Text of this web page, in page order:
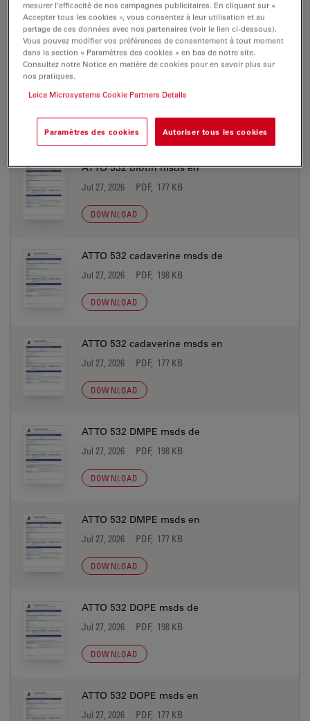
Jul 27, 2026 PDF, 177 KB
DOWNLOAD
Jul 27, 2026 PDF, 198 KB
ATTO 532 biotin msds en
Jul 27, 2026 PDF, 177 KB
DOWNLOAD
ATTO 532 cadaverine msds de
Jul 27, 2026 PDF, 198 KB
DOWNLOAD
ATTO 532 cadaverine msds en
Jul 27, 2026 PDF, 177 KB
DOWNLOAD
ATTO 532 DMPE msds de
Jul 27, 2026 PDF, 198 KB
DOWNLOAD
ATTO 532 DMPE msds en
Jul 27, 2026 PDF, 177 KB
DOWNLOAD
ATTO 532 DOPE msds de
Jul 27, 2026 PDF, 198 KB
DOWNLOAD
ATTO 532 DOPE msds en
Jul 27, 2026 PDF, 177 KB
mesurer l’efficacité de nos campagnes publicitaires. En cliquant sur «
Accepter tous les cookies », vous consentez à leur utilisation et au
partage de ces données avec nos partenaires (voir le lien ci-dessous).
Vous pouvez modifier vos préférences de consentement à tout moment
dans la section « Paramètres des cookies » en bas de notre site.
Consultez notre Notice en matière de cookies pour en savoir plus sur
nos pratiques.
Leica Microsystems Cookie Partners Details
Paramètres des cookies Autoriser tous les cookies